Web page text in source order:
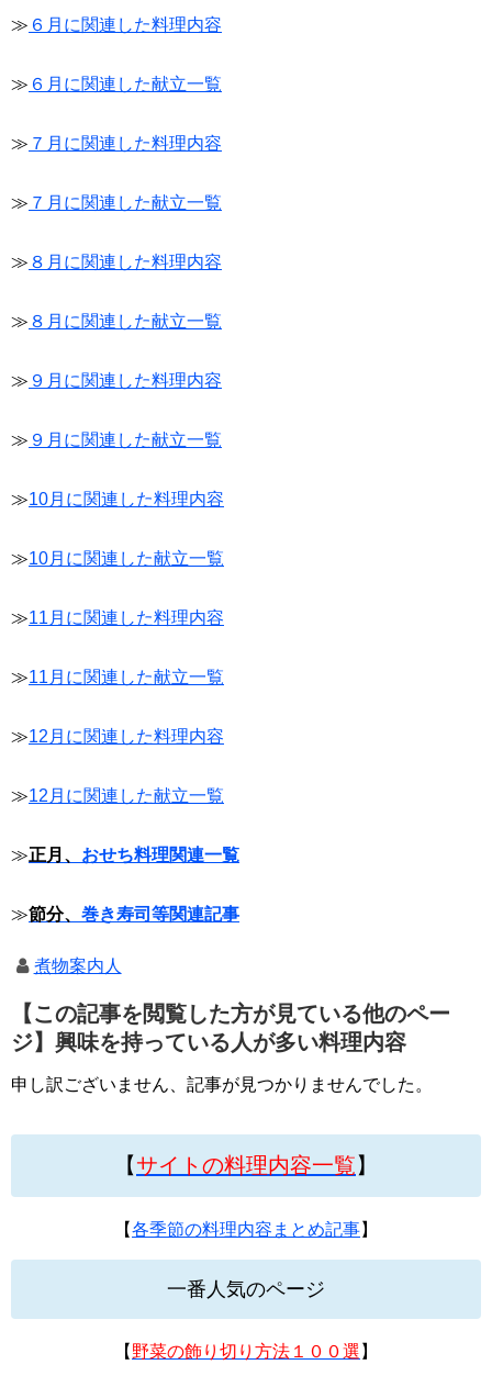
≫ ６月に関連した料理内容
≫ ６月に関連した献立一覧
≫ ７月に関連した料理内容
≫ ７月に関連した献立一覧
≫ ８月に関連した料理内容
≫ ８月に関連した献立一覧
≫ ９月に関連した料理内容
≫ ９月に関連した献立一覧
≫10月に関連した料理内容
≫10月に関連した献立一覧
≫11月に関連した料理内容
≫11月に関連した献立一覧
≫12月に関連した料理内容
≫12月に関連した献立一覧
≫正月、 おせち料理関連一覧
≫節分、 巻き寿司等関連記事
煮物案内人
【この記事を閲覧した方が見ている他のペー
ジ】興味を持っている人が多い料理内容
申し訳ございません、記事が見つかりませんでした。
【サイトの料理内容一覧】
【各季節の料理内容まとめ記事】
一番人気のページ
【 野菜の飾り切り方法１００選 】